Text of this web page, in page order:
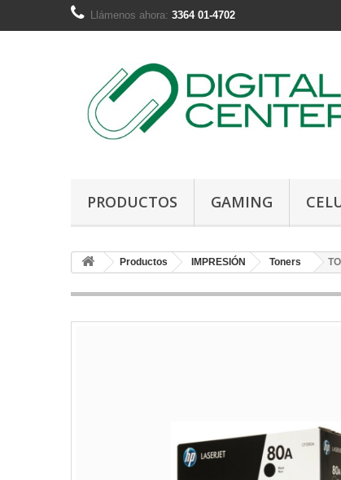
Llámenos ahora: 3364 01-4702
PRODUCTOS GAMING
Productos IMPRESIÓN Toners